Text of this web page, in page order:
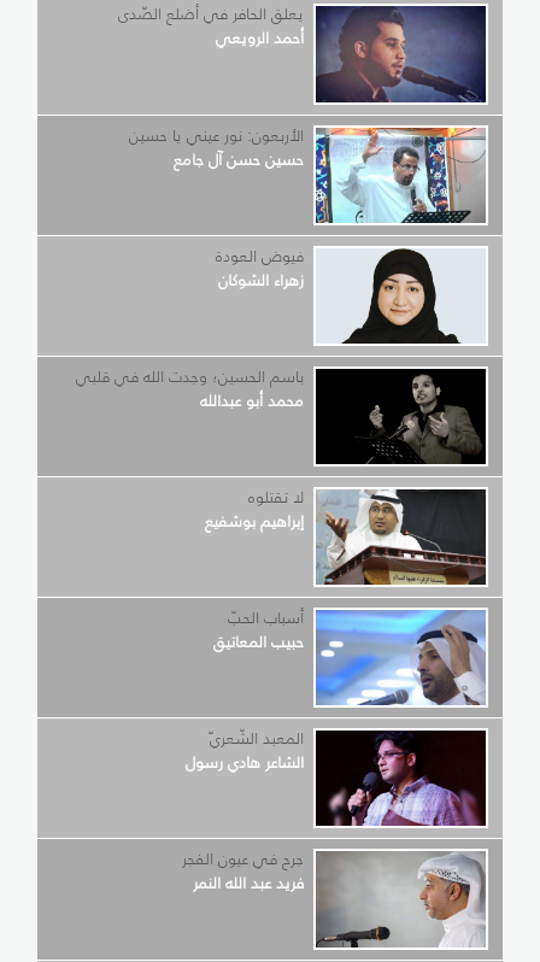
يعلق الحافر في أضلع الصّدى
أحمد الرويعي
الأربعون: نور عيني يا حسين
حسين حسن آل جامع
فيوض العودة
زهراء الشوكان
باسم الحسين؛ وجدت الله في قلبي
محمد أبو عبدالله
لا تقتلوه
إبراهيم بوشفيع
أسباب الحبّ
حبيب المعاتيق
المعبد الشّعريّ
الشاعر هادي رسول
جرح في عيون الفجر
فريد عبد الله النمر